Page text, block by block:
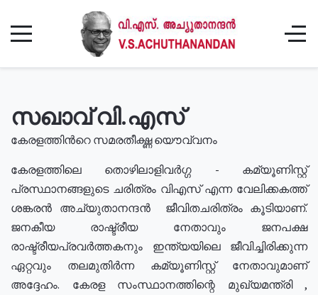
സഖാവ് വി.എസ്
കേരളത്തിൻറെ സമരതീക്ഷ്ണ യൌവ്വനം
കേരളത്തിലെ തൊഴിലാളിവർഗ്ഗ - കമ്യൂണിസ്റ്റ്
പ്രസ്ഥാനങ്ങളുടെ ചരിത്രം വിഎസ് എന്ന വേലിക്കകത്ത്
ശങ്കരൻ അച്യുതാനന്ദൻ ജീവിതചരിത്രം കൂടിയാണ്.
ജനകീയ രാഷ്ട്രീയ നേതാവും ജനപക്ഷ
രാഷ്ട്രീയപ്രവർത്തകനും ഇന്ത്യയിലെ ജീവിച്ചിരിക്കുന്ന
ഏറ്റവും തലമുതിർന്ന കമ്യൂണിസ്റ്റ് നേതാവുമാണ്
അദ്ദേഹം. കേരള സംസ്ഥാനത്തിന്റെ മുഖ്യമന്ത്രി ,